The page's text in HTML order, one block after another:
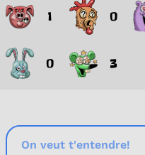
1 0
0 3